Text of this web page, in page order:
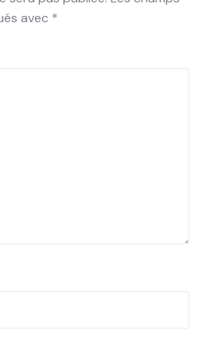
avec *